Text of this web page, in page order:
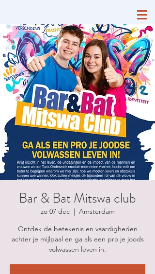
Bar & Bat Mitswa club
zo 07 dec
  |
Amsterdam
Ontdek de betekenis en vaardigheden
achter je mijlpaal en ga als een pro je joods
volwassen leven in.